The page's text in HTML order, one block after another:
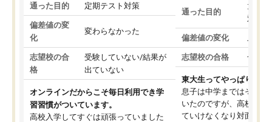
通った目的 定期テスト対策
偏差値の変
化
変わらなかった
志望校の合
格
受験していない/結果が
出ていない
オンラインだからこそ毎日利用でき学
習習慣がついています。
高校入学してすぐは頑張っていました
通った目的
大学
対策
偏差値の変化
志望校の合格 合格
東大生ってやっぱりすご
息子は中学まではそこそ
いたのですが、高校に入
ていけなくなり対面の塾